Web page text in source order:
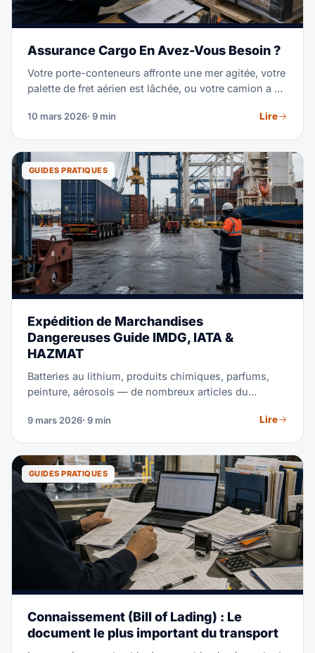
Assurance Cargo En Avez-Vous Besoin ?
Votre porte-conteneurs affronte une mer agitée, votre
palette de fret aérien est lâchée, ou votre camion a un
transporteur ne couvre qu'une fraction de la valeur de
savoir pour prendre la bonne décision.
10 mars 2026· 9 min Lire
GUIDES PRATIQUES
Expédition de Marchandises
Dangereuses Guide IMDG, IATA &
HAZMAT
Batteries au lithium, produits chimiques, parfums,
peinture, aérosols — de nombreux articles du
Expédiez-les de la mauvaise façon et vous risquez
cargaison et même des poursuites pénales.
Expédiez-les correctement et ils circulent aussi vite
que n'importe quel autre fret.
9 mars 2026· 9 min Lire
GUIDES PRATIQUES
Connaissement (Bill of Lading) : Le
document le plus important du transport